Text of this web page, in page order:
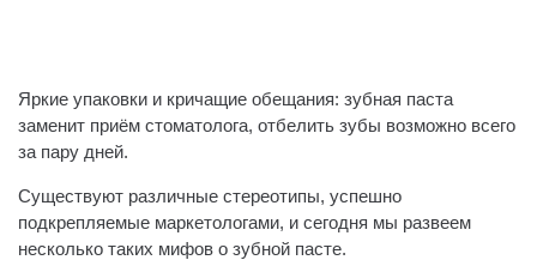
Яркие упаковки и кричащие обещания: зубная паста
заменит приём стоматолога, отбелить зубы возможно всего
за пару дней️.
Существуют различные стереотипы, успешно
подкрепляемые маркетологами, и сегодня мы развеем
несколько таких мифов о зубной пасте.